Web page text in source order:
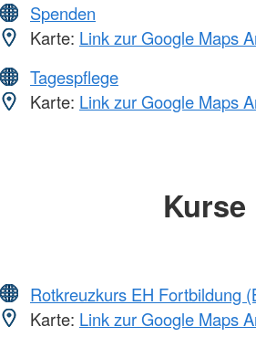
Spenden
Karte: Link zur Google Maps
Tagespflege
Karte: Link zur Google Maps
Kurse
Rotkreuzkurs EH Fortbildung
Karte: Link zur Google Maps